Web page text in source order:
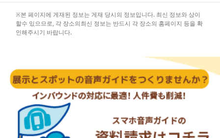
있는 박물관입니다.
※본 페이지에 게재된 정보는 게재 당시의 정보입니다. 최신 정보와 상이
할수 있으므로, 각 장소의최신 정보는 반드시 각 장소의 홈페이지 등을 확
인해주시기 바랍니다.